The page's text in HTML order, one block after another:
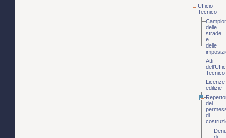
Ufficio
Tecnico
delle
strade
e
delle
Atti
Tecnico
Licenze
edilizie
dei
di